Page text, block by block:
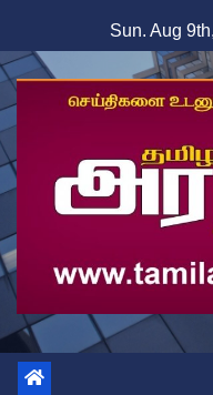
to
content
Sun. Aug